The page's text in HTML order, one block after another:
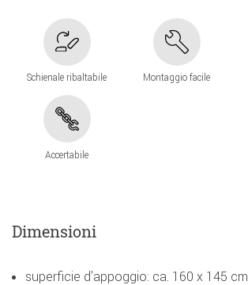
Schienale ribaltabile Montaggio facile
Accertabile
Dimensioni
superficie d'appoggio: ca. 160 x 145 cm